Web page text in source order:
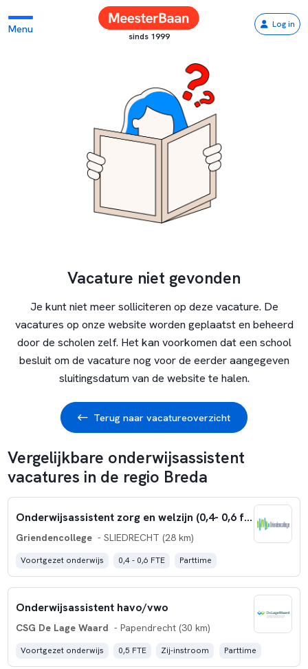
Menu
sinds 1999
Log in
Vacature niet gevonden
Je kunt niet meer solliciteren op deze vacature. De
vacatures op onze website worden geplaatst en beheerd
door de scholen zelf. Het kan voorkomen dat een school
besluit om de vacature nog voor de eerder aangegeven
sluitingsdatum van de website te halen.
Terug naar vacatureoverzicht
Vergelijkbare onderwijsassistent
vacatures in de regio Breda
Onderwijsassistent zorg en welzijn (0,4- 0,6 fte)
Griendencollege - SLIEDRECHT (28 km)
Voortgezet onderwijs 0,4 - 0,6 FTE Parttime
Onderwijsassistent havo/vwo
CSG De Lage Waard - Papendrecht (30 km)
Voortgezet onderwijs 0,5 FTE Zij-instroom Parttime